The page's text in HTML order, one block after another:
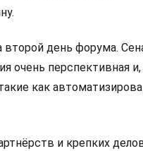
второй день форума.
очень перспективная и,
как
и крепких